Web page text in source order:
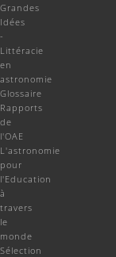
Grandes
Idées
-
Littéracie
en
astronomie
Glossaire
Rapports
de
l'OAE
L'astronomie
pour
l'Education
à
travers
le
monde
Sélection